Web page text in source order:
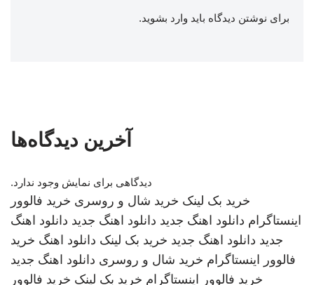
برای نوشتن دیدگاه باید وارد بشوید.
آخرین دیدگاه‌ها
دیدگاهی برای نمایش وجود ندارد.
خرید بک لینک خرید شال و روسری خرید فالوور
اینستاگرام دانلود اهنگ جدید دانلود اهنگ جدید دانلود اهنگ
جدید دانلود اهنگ جدید خرید بک لینک دانلود اهنگ خرید
فالوور اینستاگرام خرید شال و روسری دانلود اهنگ جدید
خرید فالوور اینستاگرام خرید بک لینک خرید فالوور